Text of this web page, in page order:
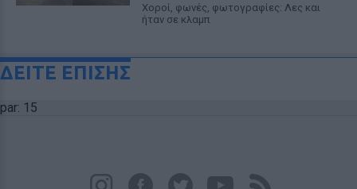
Χοροί, φωνές, φωτογραφίες: Λες και
ήταν σε κλαμπ
ΔΕΙΤΕ ΕΠΙΣΗΣ
par: 15